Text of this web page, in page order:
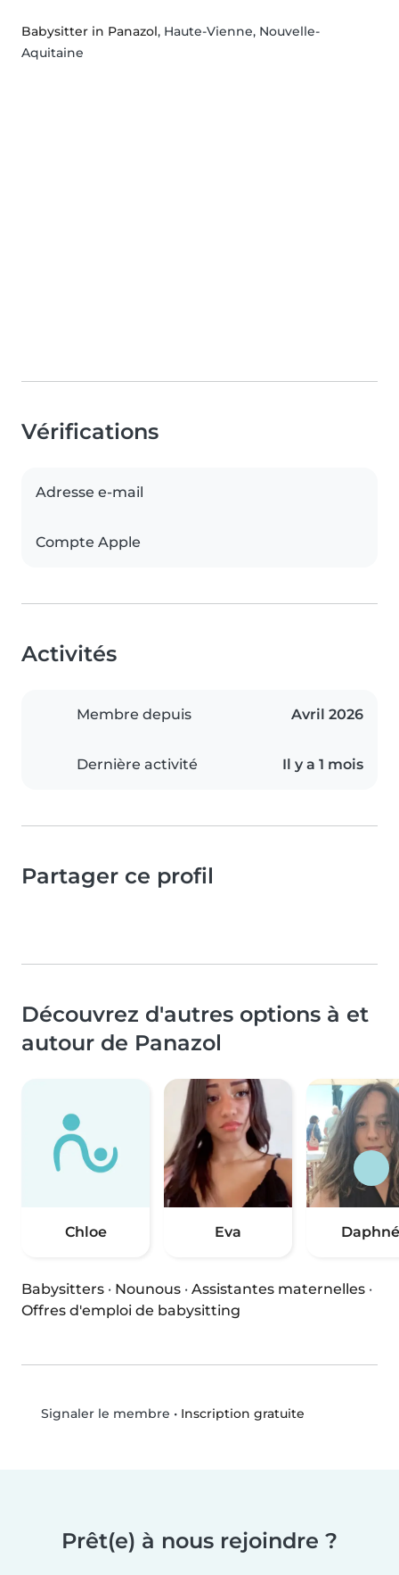
Babysitter in Panazol, Haute-Vienne, Nouvelle-
Aquitaine
Vérifications
Adresse e-mail
Compte Apple
Activités
Membre depuis Avril 2026
Dernière activité Il y a 1 mois
Partager ce profil
Découvrez d'autres options à et
autour de Panazol
Chloe Eva Daphné
Babysitters · Nounous · Assistantes maternelles ·
Offres d'emploi de babysitting
Signaler le membre • Inscription gratuite
Prêt(e) à nous rejoindre ?